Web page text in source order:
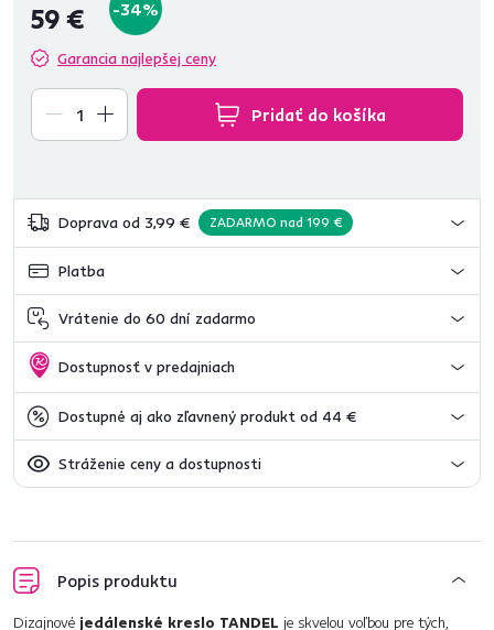
59 € -34%
Garancia najlepšej ceny
Pridať do košíka
Doprava od 3,99 € ZADARMO nad 199 €
Platba
Vrátenie do 60 dní zadarmo
Dostupnosť v predajniach
Dostupné aj ako zľavnený produkt od 44 €
Stráženie ceny a dostupnosti
Popis produktu
Dizajnové jedálenské kreslo TANDEL je skvelou voľbou pre tých,